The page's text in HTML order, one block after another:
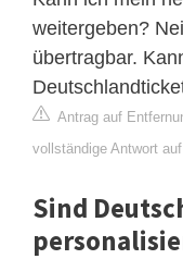
weitergeben?
übertragbar.
Antrag auf
vollständige Antwort
Sind